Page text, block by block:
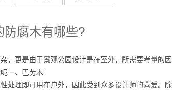
防腐木有哪些?
更是由于景观公园设计是在室外，所需要考量的
一、巴劳木
理即可用在户外，因此受到众多设计师的喜爱。